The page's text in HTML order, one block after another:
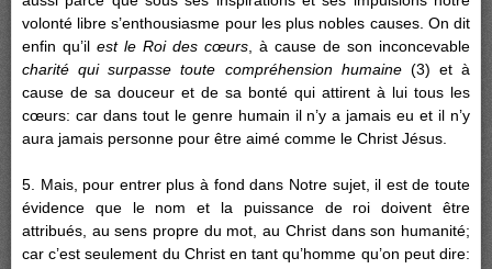
volonté libre s’enthousiasme pour les plus nobles causes. On dit
enfin qu’il est le Roi des cœurs , à cause de son inconcevable
charité qui surpasse toute compréhension humaine(3) et à
cause de sa douceur et de sa bonté qui attirent à lui tous les
cœurs: car dans tout le genre humain il n’y a jamais eu et il n’y
aura jamais personne pour être aimé comme le Christ Jésus.
5. Mais, pour entrer plus à fond dans Notre sujet, il est de toute
évidence que le nom et la puissance de roi doivent être
attribués, au sens propre du mot, au Christ dans son humanité;
car c’est seulement du Christ en tant qu’homme qu’on peut dire: